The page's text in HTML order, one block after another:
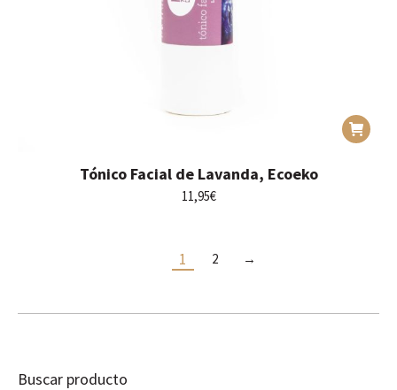
Tónico Facial de Lavanda, Ecoeko
11,95€
1 2 →
Buscar producto